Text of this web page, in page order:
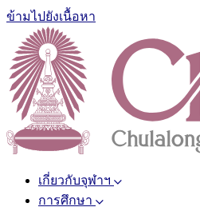
ข้ามไปยังเนื้อหา
เกี่ยวกับจุฬาฯ
การศึกษา